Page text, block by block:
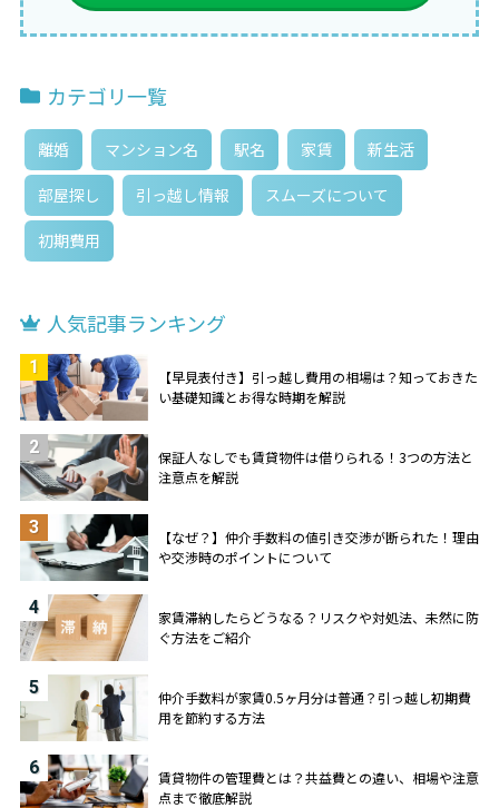
カテゴリ一覧
離婚 マンション名 駅名 家賃 新生活
部屋探し 引っ越し情報 スムーズについて
初期費用
人気記事ランキング
1
【早見表付き】引っ越し費用の相場は？知っておきた
い基礎知識とお得な時期を解説
2
保証人なしでも賃貸物件は借りられる！3つの方法と
注意点を解説
3
【なぜ？】仲介手数料の値引き交渉が断られた！理由
や交渉時のポイントについて
4
家賃滞納したらどうなる？リスクや対処法、未然に防
ぐ方法をご紹介
5
仲介手数料が家賃0.5ヶ月分は普通？引っ越し初期費
用を節約する方法
6
賃貸物件の管理費とは？共益費との違い、相場や注意
点まで徹底解説